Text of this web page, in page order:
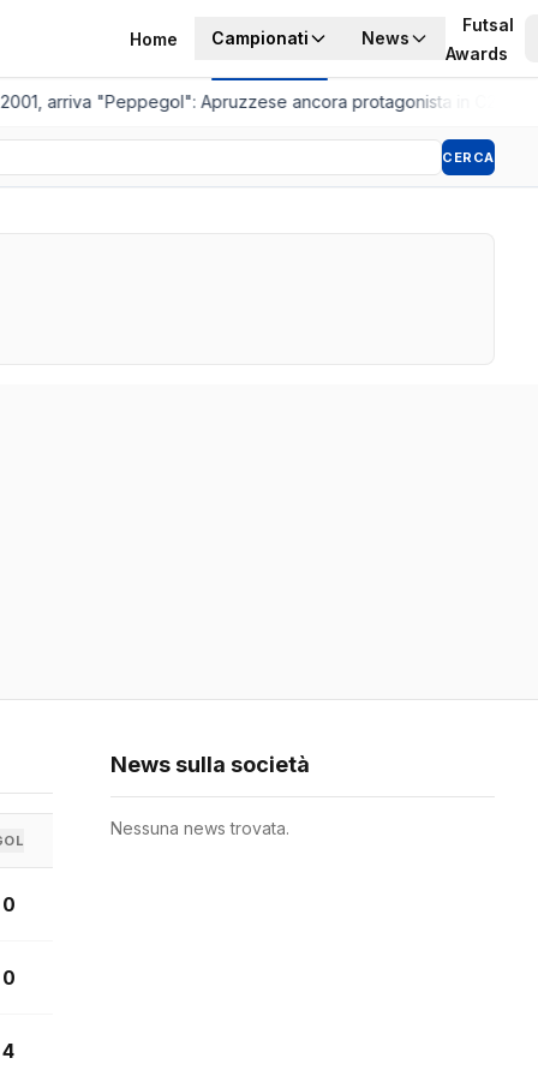
Home Campionati News
Futsal
Awards
arriva "Peppegol": Apruzzese ancora protagonista in C2
CERCA
0
0
4
News sulla società
Nessuna news trovata.